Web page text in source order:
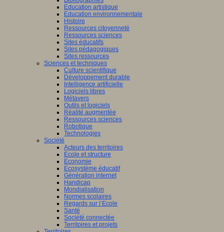
Education artistique
Education environnementale
Histoire
Ressources citoyenneté
Ressources sciences
Sites éducatifs
Sites pédagogiques
Sites ressources
Sciences et techniques
Culture scientifique
Développement durable
Intelligence artificielle
Logiciels libres
Métavers
Outils et logiciels
Réalité augmentée
Ressources sciences
Robotique
Technologies
Société
Acteurs des territoires
Ecole et structure
Economie
Ecosystème éducatif
Génération internet
Handicap
Mondialisation
Normes scolaires
Regards sur l’Ecole
Santé
Société connectée
Territoires et projets